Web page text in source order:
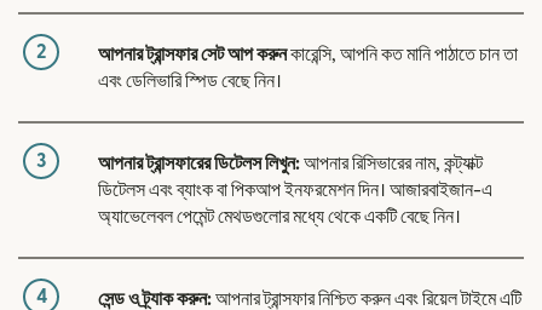
2 আপনার ট্রান্সফার সেট আপ করুনকারেন্সি, আপনি কত মানি পাঠাতে চান তা
এবং ডেলিভারি স্পিড বেছে নিন।
3 আপনার ট্রান্সফারের ডিটেলস লিখুন:আপনার রিসিভারের নাম, কন্ট্যাক্ট
ডিটেলস এবং ব্যাংক বা পিকআপ ইনফরমেশন দিন। আজারবাইজান-এ
অ্যাভেলেবল পেমেন্ট মেথডগুলোর মধ্যে থেকে একটি বেছে নিন।
4 সেন্ড ও ট্র্যাক করুন:আপনার ট্রান্সফার নিশ্চিত করুন এবং রিয়েল টাইমে এটি